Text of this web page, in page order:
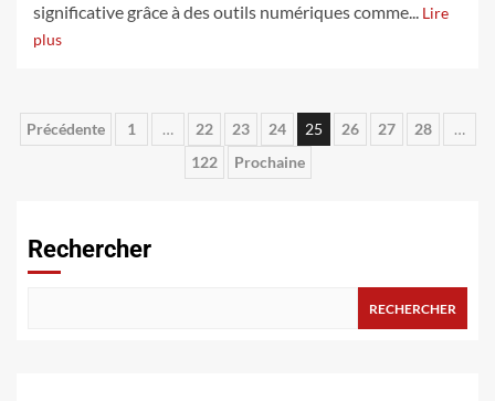
significative grâce à des outils numériques comme... Lire
plus
Pagination
Précédente 1 … 22 23 24 25 26 27 28
…
122
Prochaine
Rechercher
RECHERCHER